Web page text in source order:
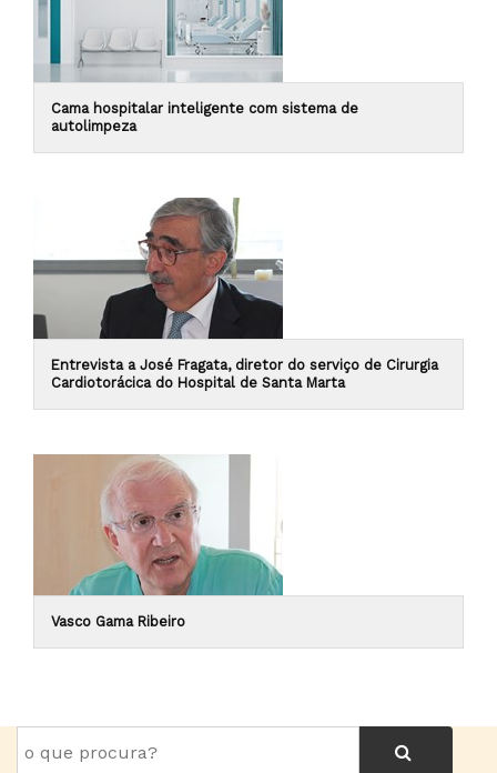
Cama hospitalar inteligente com sistema de
autolimpeza
Entrevista a José Fragata, diretor do serviço de Cirurgia
Cardiotorácica do Hospital de Santa Marta
Vasco Gama Ribeiro